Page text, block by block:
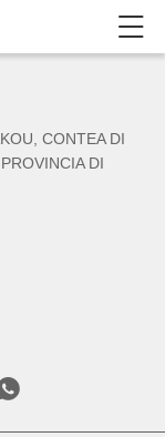
CONTEA DI
DI